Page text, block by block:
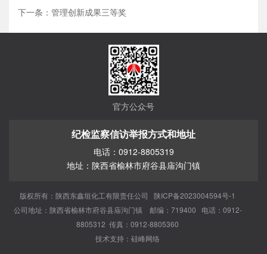
下一条：管理创新成果三等奖
官方公众号
纪检监察信访举报方式和地址
电话：0912-8805319
地址：陕西省榆林市府谷县庙沟门镇
版权所有：陕西东鑫垣化工有限责任公司 陕ICP备2023004594号-1
公司地址：陕西省榆林市府谷县庙沟门镇 邮编：719400 电话：0912-
8805312 传真：0912-8805360
技术支持： 硅峰网络